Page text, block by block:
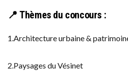
📍Thèmes du concours :
1.Architecture urbaine &
2.Paysages du Vésinet